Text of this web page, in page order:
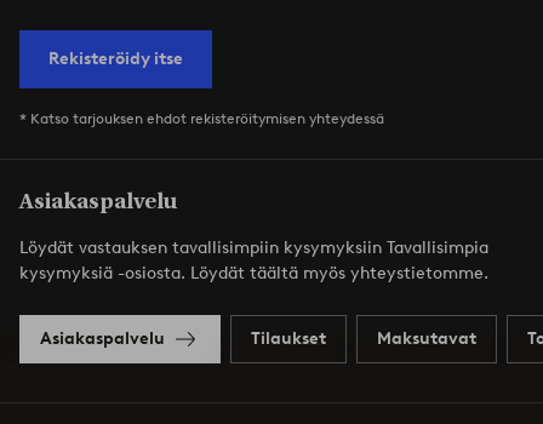
Rekisteröidy itse
* Katso tarjouksen ehdot rekisteröitymisen yhteydessä
Asiakaspalvelu
Löydät vastauksen tavallisimpiin kysymyksiin Tavallisimpia
kysymyksiä -osiosta. Löydät täältä myös yhteystietomme.
Asiakaspalvelu Tilaukset Maksutavat